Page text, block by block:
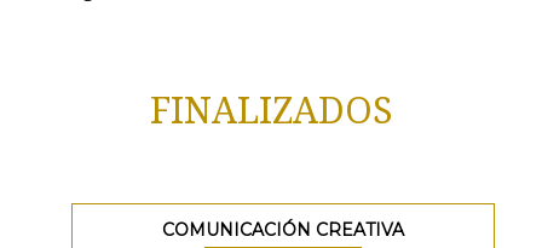
FINALIZADOS
COMUNICACIÓN CREATIVA